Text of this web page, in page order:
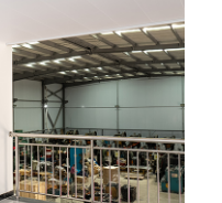
MIG, soldadoras
roscadoras y
pulidoras,
máquina, etc.
alcanza
espesor del